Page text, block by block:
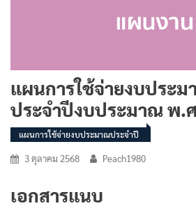
แผนการใช้จ่ายงบประม
ประจำปีงบประมาณ พ.
แผนการใช้จ่ายงบประมาณประจำปี
3 ตุลาคม 2568 Peach1980
เอกสารแนบ